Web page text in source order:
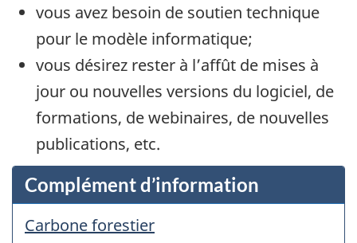
vous avez besoin de soutien technique
pour le modèle informatique;
vous désirez rester à l’affût de mises à
jour ou nouvelles versions du logiciel, de
formations, de webinaires, de nouvelles
publications, etc.
Complément d’information
Carbone forestier